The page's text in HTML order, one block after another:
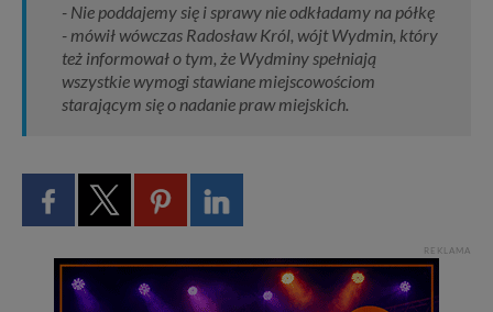
- Nie poddajemy się i sprawy nie odkładamy na półkę
- mówił wówczas Radosław Król, wójt Wydmin, który
też informował o tym, że Wydminy spełniają
wszystkie wymogi stawiane miejscowościom
starającym się o nadanie praw miejskich.
REKLAMA